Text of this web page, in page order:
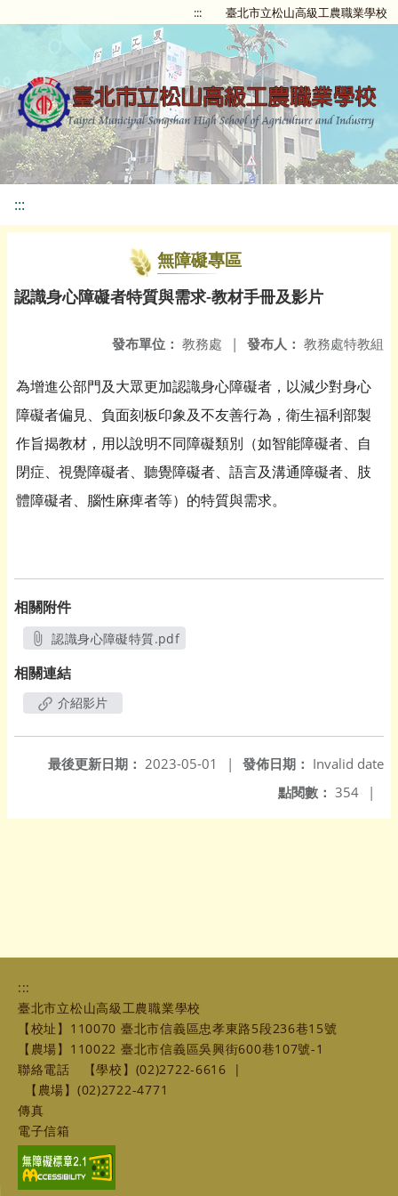
::: 臺北市立松山高級工農職業學校
:::
無障礙專區
認識身心障礙者特質與需求-教材手冊及影片
發布人： 教務處特教組
發布單位： 教務處 |
為增進公部門及大眾更加認識身心障礙者，以減少對身心
障礙者偏見、負面刻板印象及不友善行為，衛生福利部製
作旨揭教材，用以說明不同障礙類別（如智能障礙者、自
閉症、視覺障礙者、聽覺障礙者、語言及溝通障礙者、肢
體障礙者、腦性麻痺者等）的特質與需求。
相關附件
認識身心障礙特質.pdf
相關連結
介紹影片
發佈日期： Invalid date
最後更新日期： 2023-05-01
|
點閱數： 354 |
:::
臺北市立松山高級工農職業學校
【校址】110070 臺北市信義區忠孝東路5段236巷15號
【農場】110022 臺北市信義區吳興街600巷107號-1
聯絡電話
【學校】(02)2722-6616
|
【農場】(02)2722-4771
傳真
電子信箱